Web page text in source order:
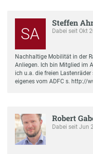
SA
Steffen
Dabei seit Okt
Nachhaltige Mobilität in der
Anliegen. Ich bin Mitglied im
ich u.a. die freien
eigenes vom ADFC s. http://
Robert
Dabei seit Jun